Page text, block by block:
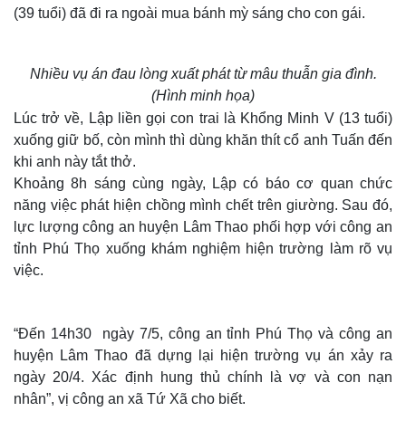
(39 tuổi) đã đi ra ngoài mua bánh mỳ sáng cho con gái.
Nhiều vụ án đau lòng xuất phát từ mâu thuẫn gia đình.
(Hình minh họa)
Lúc trở về, Lập liền gọi con trai là Khổng Minh V (13 tuổi)
xuống giữ bố, còn mình thì dùng khăn thít cổ anh Tuấn đến
khi anh này tắt thở.
Khoảng 8h sáng cùng ngày, Lập có báo cơ quan chức
năng việc phát hiện chồng mình chết trên giường. Sau đó,
lực lượng công an huyện Lâm Thao phối hợp với công an
tỉnh Phú Thọ xuống khám nghiệm hiện trường làm rõ vụ
việc.
“Đến 14h30 ngày 7/5, công an tỉnh Phú Thọ và công an
huyện Lâm Thao đã dựng lại hiện trường vụ án xảy ra
ngày 20/4. Xác định hung thủ chính là vợ và con nạn
nhân”, vị công an xã Tứ Xã cho biết.